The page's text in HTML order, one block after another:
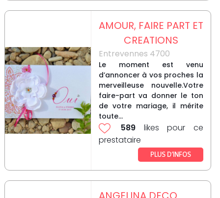
AMOUR, FAIRE PART ET
CREATIONS
Entrevennes 4700
Le moment est venu
d’annoncer à vos proches la
merveilleuse nouvelle.Votre
faire-part va donner le ton
de votre mariage, il mérite
toute...
589 likes pour ce
prestataire
PLUS D’INFOS